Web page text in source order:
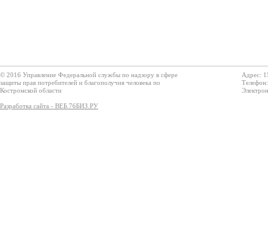
© 2016 Управление Федеральной службы по надзору в сфере
защиты прав потребителей и благополучия человека по
Костромской области
Разработка сайта - ВЕБ.76БИЗ.РУ
Адрес: